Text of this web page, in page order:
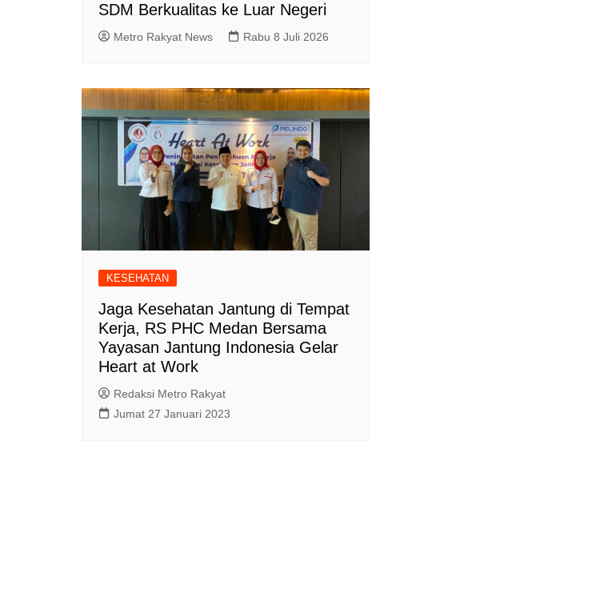
SDM Berkualitas ke Luar Negeri
Metro Rakyat News Rabu 8 Juli 2026
KESEHATAN
Jaga Kesehatan Jantung di Tempat
Kerja, RS PHC Medan Bersama
Yayasan Jantung Indonesia Gelar
Heart at Work
Redaksi Metro Rakyat
Jumat 27 Januari 2023